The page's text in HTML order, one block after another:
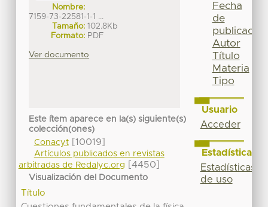
Nombre:
7159-73-22581-1-1 ...
Tamaño: 102.8Kb
Formato: PDF
Ver documento
Este ítem aparece en la(s) siguiente(s)
colección(ones)
Conacyt[10019]
Artículos publicados en revistas
arbitradas de Redalyc.org
[4450]
Visualización del Documento
Título
Fecha
de
publicación
Autor
Título
Materia
Tipo
Usuario
Acceder
Estadísticas
Estadísticas
de uso